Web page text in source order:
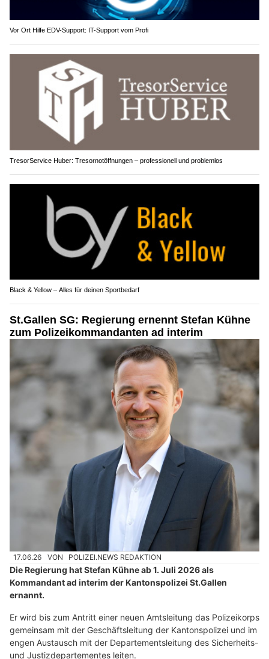
Vor Ort Hilfe EDV-Support: IT-Support vom Profi
TresorService Huber: Tresornotöffnungen – professionell und problemlos
Black & Yellow – Alles für deinen Sportbedarf
St.Gallen SG: Regierung ernennt Stefan Kühne
zum Polizeikommandanten ad interim
17.06.26 VON POLIZEI.NEWS REDAKTION
Die Regierung hat Stefan Kühne ab 1. Juli 2026 als
Kommandant ad interim der Kantonspolizei St.Gallen
ernannt.
Er wird bis zum Antritt einer neuen Amtsleitung das Polizeikorps
gemeinsam mit der Geschäftsleitung der Kantonspolizei und im
engen Austausch mit der Departementsleitung des Sicherheits-
und Justizdepartementes leiten.